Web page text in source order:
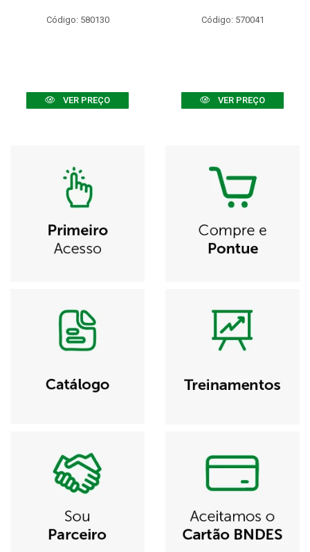
Código: 580130
VER PREÇO
Código: 570041
VER PREÇO